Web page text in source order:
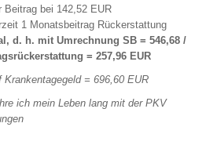
Beitrag bei 142,52 EUR
1 Monatsbeitrag Rückerstattung
d. h. mit Umrechnung SB = 546,68 /
= 257,96 EUR
= 696,60 EUR
ich mein Leben lang mit der PKV